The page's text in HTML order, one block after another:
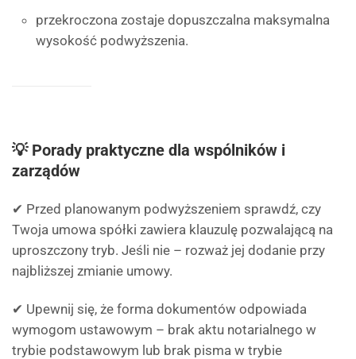
przekroczona zostaje dopuszczalna maksymalna
wysokość podwyższenia.
💡 Porady praktyczne dla wspólników i
zarządów
✔ Przed planowanym podwyższeniem sprawdź, czy
Twoja umowa spółki zawiera klauzulę pozwalającą na
uproszczony tryb. Jeśli nie – rozważ jej dodanie przy
najbliższej zmianie umowy.
✔ Upewnij się, że forma dokumentów odpowiada
wymogom ustawowym – brak aktu notarialnego w
trybie podstawowym lub brak pisma w trybie